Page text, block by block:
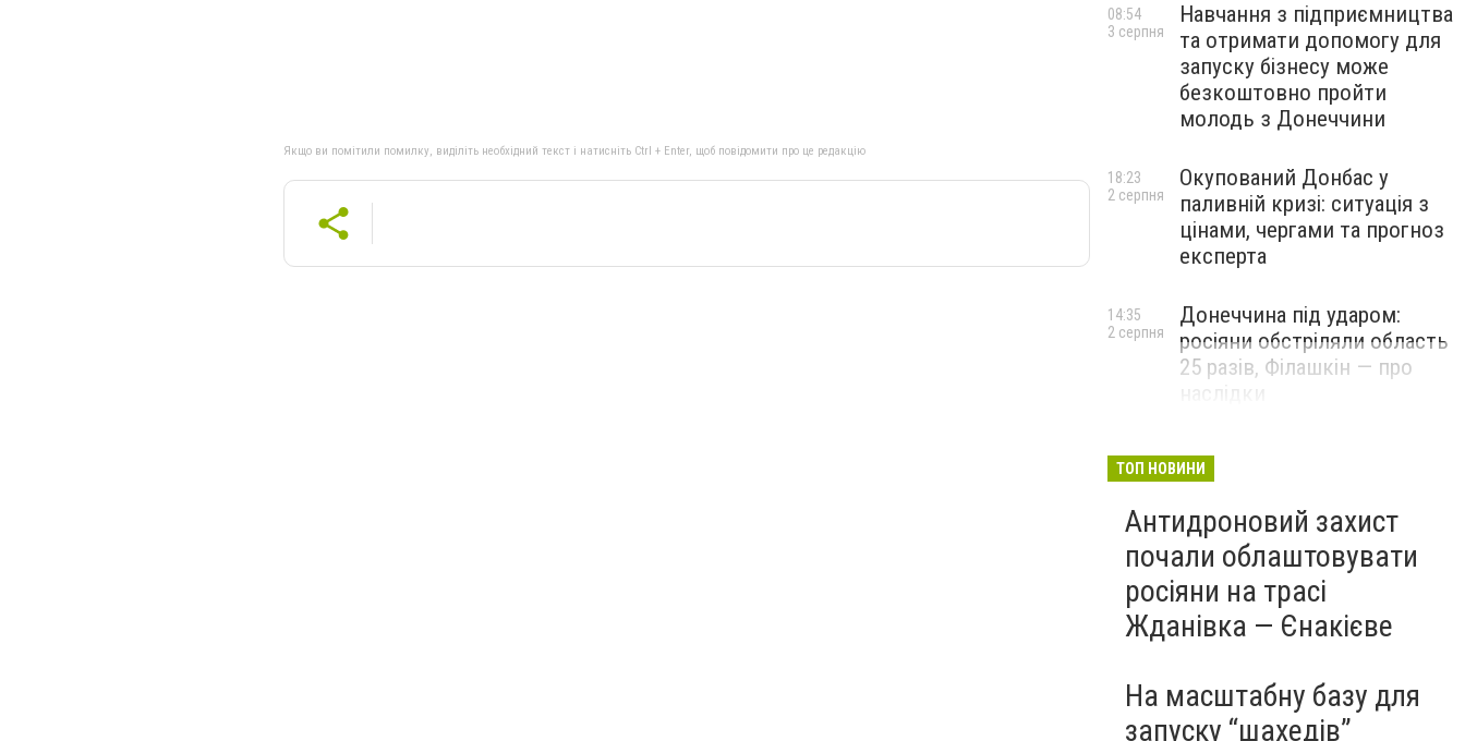
Якщо ви помітили помилку, виділіть необхідний текст і натисніть Ctrl + Enter, щоб повідомити про це редакцію
Навчання з підприємництва
та отримати допомогу для
запуску бізнесу може
безкоштовно пройти
молодь з Донеччини
08:54
3 серпня
Окупований Донбас у
паливній кризі: ситуація з
цінами, чергами та прогноз
експерта
18:23
2 серпня
Донеччина під ударом:
росіяни обстріляли область
25 разів, Філашкін — про
14:35
2 серпня
ТОП НОВИНИ
Антидроновий захист
почали облаштовувати
росіяни на трасі
Жданівка — Єнакієве
На масштабну базу для
запуску “шахедів”